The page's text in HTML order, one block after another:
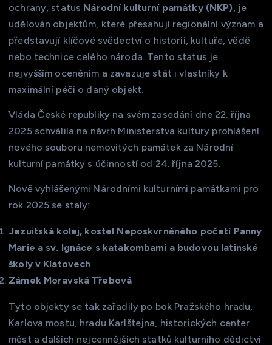
ochrany, status Národní kulturní památky (NKP) , je
udělován objektům, které přesahují regionální význam a
představují klíčové svědectví o historii, kultuře, vědě
nebo technice celého národa. Tento status je
nejvyšším oceněním a zavazuje stát i vlastníky k
maximální péči o daný objekt.
Vláda České republiky na svém zasedání dne 22. října
2025 schválila na návrh Ministerstva kultury prohlášení
nového souboru nemovitých památek za Národní
kulturní památky s účinností od 24. října 2025.
Nově vyhlášenými Národními kulturními památkami pro
rok 2025 se staly:
Jezuitská kolej, kostel Neposkvrněného početí Panny
Marie a sv. Ignáce s katakombami a budovou latinské
školy v Klatovech
Zámek Moravská Třebová
Tyto objekty se tak zařadily po bok Pražského hradu,
Karlova mostu, hradu Karlštejna, historických center
měst a dalších nejcennějších statků kulturního dědictví